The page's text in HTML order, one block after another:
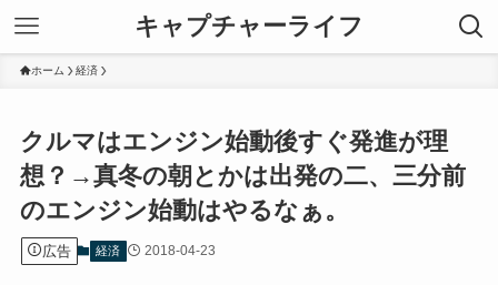
キャプチャーライフ
ホーム 経済
クルマはエンジン始動後すぐ発進が理
想？→真冬の朝とかは出発の二、三分前
のエンジン始動はやるなぁ。
広告 経済 2018-04-23